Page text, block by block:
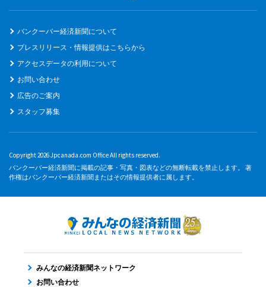
バンクーバー経済新聞について
プレスリリース・情報提供はこちらから
アクセスデータの利用について
お問い合わせ
広告のご案内
スタッフ募集
Copyright 2026 Jpcanada.com Office All rights reserved.
バンクーバー経済新聞に掲載の記事・写真・図表などの無断転載を禁止します。 著
作権はバンクーバー経済新聞またはその情報提供者に属します。
みんなの経済新聞ネットワーク
お問い合わせ